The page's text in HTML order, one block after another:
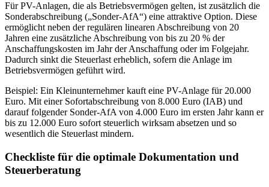
Für PV-Anlagen, die als Betriebsvermögen gelten, ist zusätzlich die
Sonderabschreibung („Sonder-AfA“) eine attraktive Option. Diese
ermöglicht neben der regulären linearen Abschreibung von 20
Jahren eine zusätzliche Abschreibung von bis zu 20 % der
Anschaffungskosten im Jahr der Anschaffung oder im Folgejahr.
Dadurch sinkt die Steuerlast erheblich, sofern die Anlage im
Betriebsvermögen geführt wird.
Beispiel: Ein Kleinunternehmer kauft eine PV-Anlage für 20.000
Euro. Mit einer Sofortabschreibung von 8.000 Euro (IAB) und
darauf folgender Sonder-AfA von 4.000 Euro im ersten Jahr kann er
bis zu 12.000 Euro sofort steuerlich wirksam absetzen und so
wesentlich die Steuerlast mindern.
Checkliste für die optimale Dokumentation und
Steuerberatung